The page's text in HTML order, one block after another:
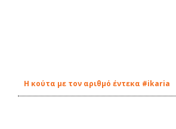
Η κούτα με τον αριθμό έντεκα #ikaria